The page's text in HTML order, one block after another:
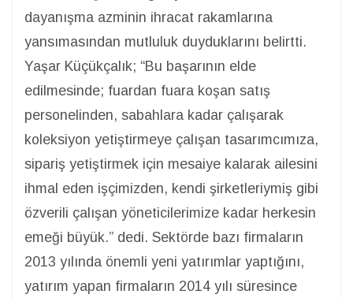
dayanışma azminin ihracat rakamlarına
yansımasından mutluluk duyduklarını belirtti.
Yaşar Küçükçalık; “Bu başarının elde
edilmesinde; fuardan fuara koşan satış
personelinden, sabahlara kadar çalışarak
koleksiyon yetiştirmeye çalışan tasarımcımıza,
sipariş yetiştirmek için mesaiye kalarak ailesini
ihmal eden işçimizden, kendi şirketleriymiş gibi
özverili çalışan yöneticilerimize kadar herkesin
emeği büyük.” dedi. Sektörde bazı firmaların
2013 yılında önemli yeni yatırımlar yaptığını,
yatırım yapan firmaların 2014 yılı süresince